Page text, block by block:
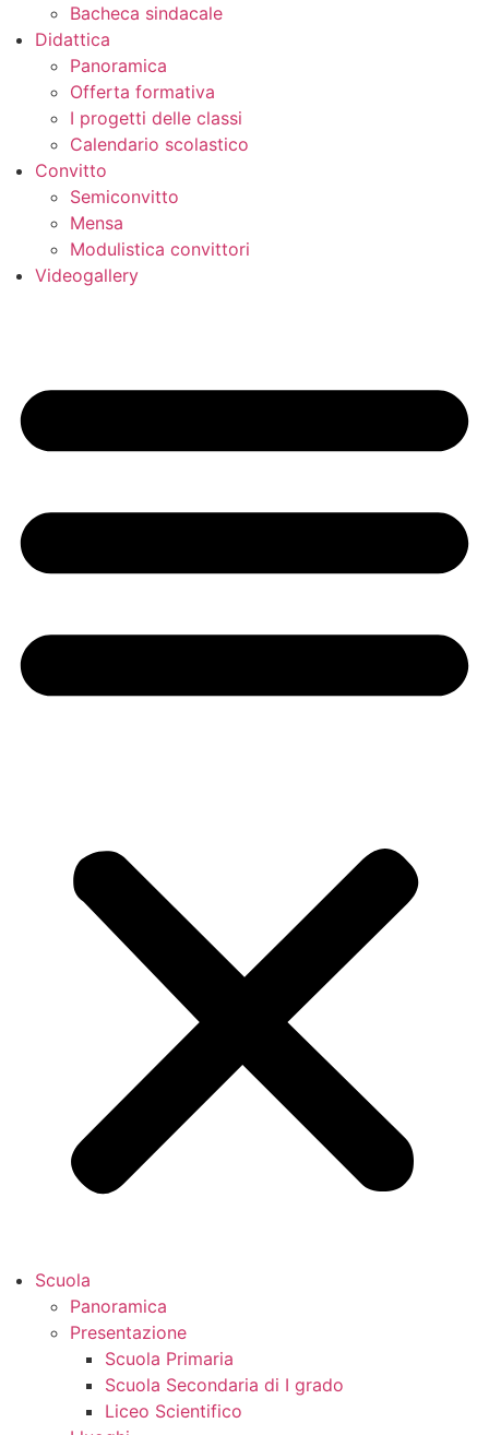
Bacheca sindacale
Didattica
Panoramica
Offerta formativa
I progetti delle classi
Calendario scolastico
Convitto
Semiconvitto
Mensa
Modulistica convittori
Videogallery
Scuola
Panoramica
Presentazione
Scuola Primaria
Scuola Secondaria di I grado
Liceo Scientifico